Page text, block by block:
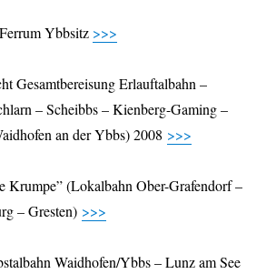
Ybbsitz >>>
Gesamtbereisung Erlauftalbahn –
– Scheibbs – Kienberg-Gaming –
an der Ybbs) 2008 >>>
Krumpe” (Lokalbahn Ober-Grafendorf –
– Gresten) >>>
Waidhofen/Ybbs – Lunz am See